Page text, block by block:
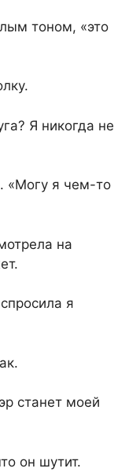
тоном, «это
Я никогда не
«Могу я чем-то
на
я
станет моей
он шутит.